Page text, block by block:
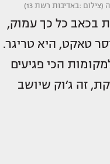
:באדיבות רשת 13)
בכאב כל כך עמוק,
טאקט, היא טריגר.
הכי פגיעים
זה ג׳וק שיושב